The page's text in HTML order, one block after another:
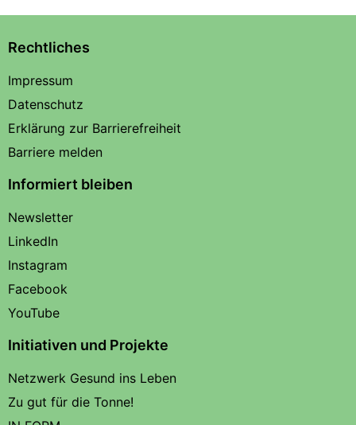
Rechtliches
Impressum
Datenschutz
Erklärung zur Barrierefreiheit
Barriere melden
Informiert bleiben
Newsletter
LinkedIn
Instagram
Facebook
YouTube
Initiativen und Projekte
Netzwerk Gesund ins Leben
Zu gut für die Tonne!